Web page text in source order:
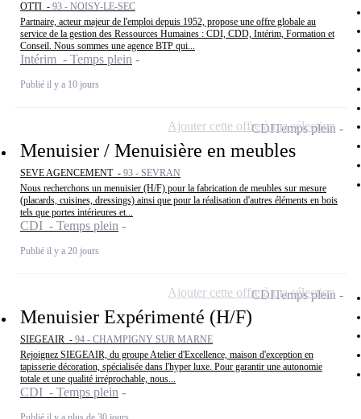
OTTI - 93 - NOISY-LE-SEC
Partnaire, acteur majeur de l'emploi depuis 1952, propose une offre globale au
service de la gestion des Ressources Humaines : CDI, CDD, Intérim, Formation et
Conseil. Nous sommes une agence BTP qui...
Intérim - Temps plein
Publié il y a 10 jours
Menuisier / Menuisière en meubles
SEVE AGENCEMENT - 93 - SEVRAN
Nous recherchons un menuisier (H/F) pour la fabrication de meubles sur mesure
(placards, cuisines, dressings) ainsi que pour la réalisation d'autres éléments en bois
tels que portes intérieures et...
CDI - Temps plein
Publié il y a 20 jours
CDITemps plein
Ajouter cette offre à ma sélection
Menuisier Expérimenté (H/F)
SIEGEAIR - 94 - CHAMPIGNY SUR MARNE
Rejoignez SIEGEAIR, du groupe Atelier d'Excellence, maison d'exception en
tapisserie décoration, spécialisée dans l'hyper luxe. Pour garantir une autonomie
totale et une qualité irréprochable, nous...
CDI - Temps plein
CDITemps plein
Ajouter cette offre à ma sélection